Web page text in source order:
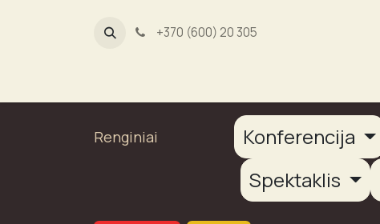
+370 (600) 20 305
Renginiai Konferencija
Spektaklis